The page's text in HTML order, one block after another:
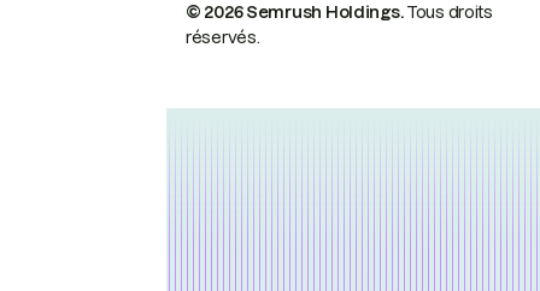
© 2026 Semrush Holdings.Tous droits
réservés.